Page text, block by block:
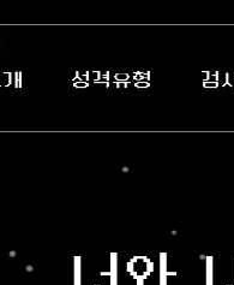
성격유형 검
너와